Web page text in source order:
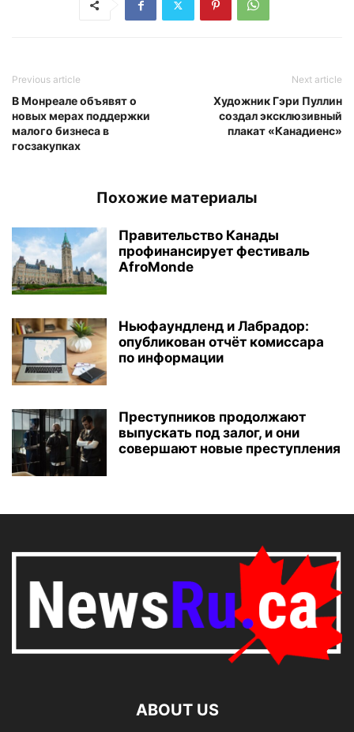
Previous article
В Монреале объявят о
новых мерах поддержки
малого бизнеса в
госзакупках
Next article
Художник Гэри Пуллин
создал эксклюзивный
плакат «Канадиенс»
Похожие материалы
Правительство Канады
профинансирует фестиваль
AfroMonde
Ньюфаундленд и Лабрадор:
опубликован отчёт комиссара
по информации
Преступников продолжают
выпускать под залог, и они
совершают новые преступления
ABOUT US